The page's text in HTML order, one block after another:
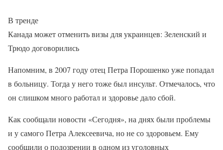
В тренде
Канада может отменить визы для украинцев: Зеленский и
Трюдо договорились
Напомним, в 2007 году отец Петра Порошенко уже попадал
в больницу. Тогда у него тоже был инсульт. Отмечалось, что
он слишком много работал и здоровье дало сбой.
Как сообщали новости «Сегодня», на днях были проблемы
и у самого Петра Алексеевича, но не со здоровьем. Ему
сообщили о подозрении в одном из уголовных